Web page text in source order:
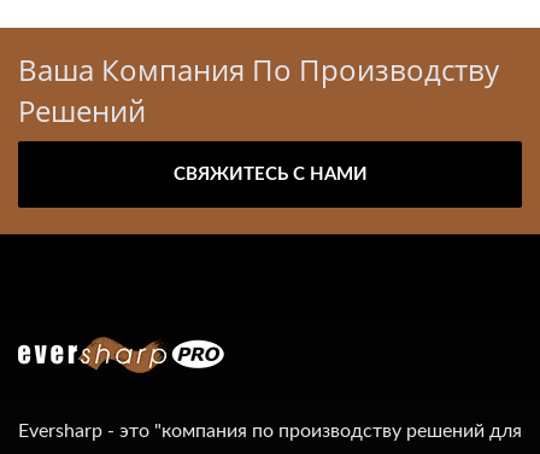
Ваша Компания По Производству
Решений
СВЯЖИТЕСЬ С НАМИ
Eversharp - это "компания по производству решений для